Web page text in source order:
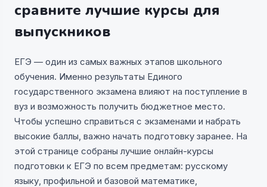
сравните лучшие курсы для
выпускников
ЕГЭ — один из самых важных этапов школьного
обучения. Именно результаты Единого
государственного экзамена влияют на поступление в
вуз и возможность получить бюджетное место.
Чтобы успешно справиться с экзаменами и набрать
высокие баллы, важно начать подготовку заранее. На
этой странице собраны лучшие онлайн-курсы
подготовки к ЕГЭ по всем предметам: русскому
языку, профильной и базовой математике,